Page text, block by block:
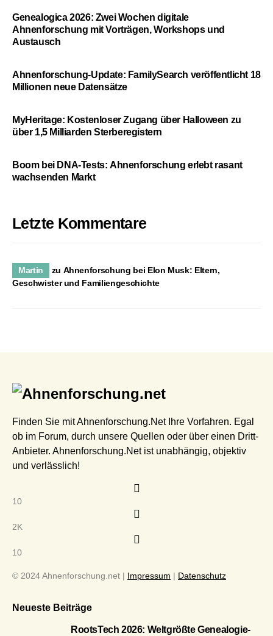
Genealogica 2026: Zwei Wochen digitale
Ahnenforschung mit Vorträgen, Workshops und
Austausch
Ahnenforschung-Update: FamilySearch veröffentlicht 18
Millionen neue Datensätze
MyHeritage: Kostenloser Zugang über Halloween zu
über 1,5 Milliarden Sterberegistern
Boom bei DNA-Tests: Ahnenforschung erlebt rasant
wachsenden Markt
Letzte Kommentare
Martin zu Ahnenforschung bei Elon Musk: Eltern,
Geschwister und Familiengeschichte
Finden Sie mit Ahnenforschung.Net Ihre Vorfahren. Egal
ob im Forum, durch unsere Quellen oder über einen Dritt-
Anbieter. Ahnenforschung.Net ist unabhängig, objektiv
und verlässlich!
10
2K
10
© 2024 Ahnenforschung.net | Impressum | Datenschutz
Neueste Beiträge
RootsTech 2026: Weltgrößte Genealogie-